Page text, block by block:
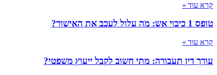
קרא עוד »
טופס 1 כיבוי אש: מה עלול לעכב את האישור?
קרא עוד »
עורך דין תעבורה: מתי חשוב לקבל ייעוץ משפטי?